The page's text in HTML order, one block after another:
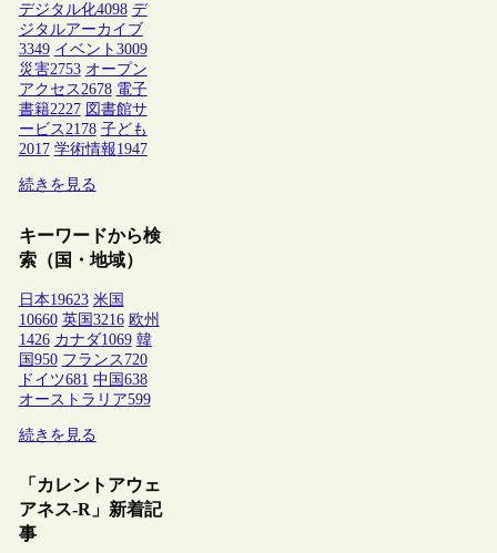
デジタル化4098 デ
ジタルアーカイブ
3349 イベント 3009
災害2753 オープン
アクセス2678 電子
書籍2227 図書館サ
ービス2178 子ども
2017 学術情報1947
続きを見る
キーワードから検
索（国・地域）
日本19623 米国
10660 英国 3216 欧州
1426 カナダ1069 韓
国 950 フランス 720
ドイツ681 中国 638
オーストラリア599
続きを見る
「カレントアウェ
アネス-R」新着記
事